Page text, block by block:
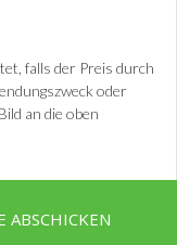
falls der Preis durch
oder
an die oben
ABSCHICKEN